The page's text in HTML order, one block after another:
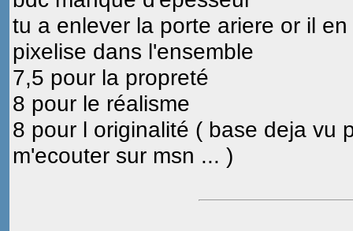
tu a enlever la porte ariere or il
pixelise dans l'ensemble
7,5 pour la propreté
8 pour le réalisme
8 pour l originalité ( base deja vu
m'ecouter sur msn ... )